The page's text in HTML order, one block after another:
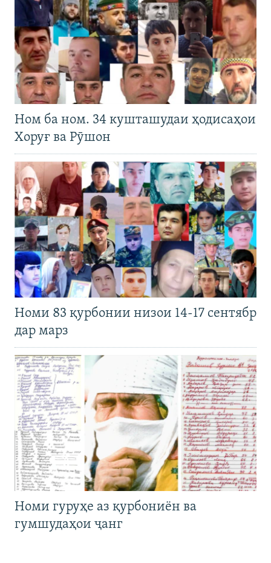
Ном ба ном. 34 кушташудаи ҳодисаҳои
Хоруғ ва Рӯшон
Номи 83 қурбонии низои 14-17 сентябр
дар марз
Номи гуруҳе аз қурбониён ва
гумшудаҳои ҷанг